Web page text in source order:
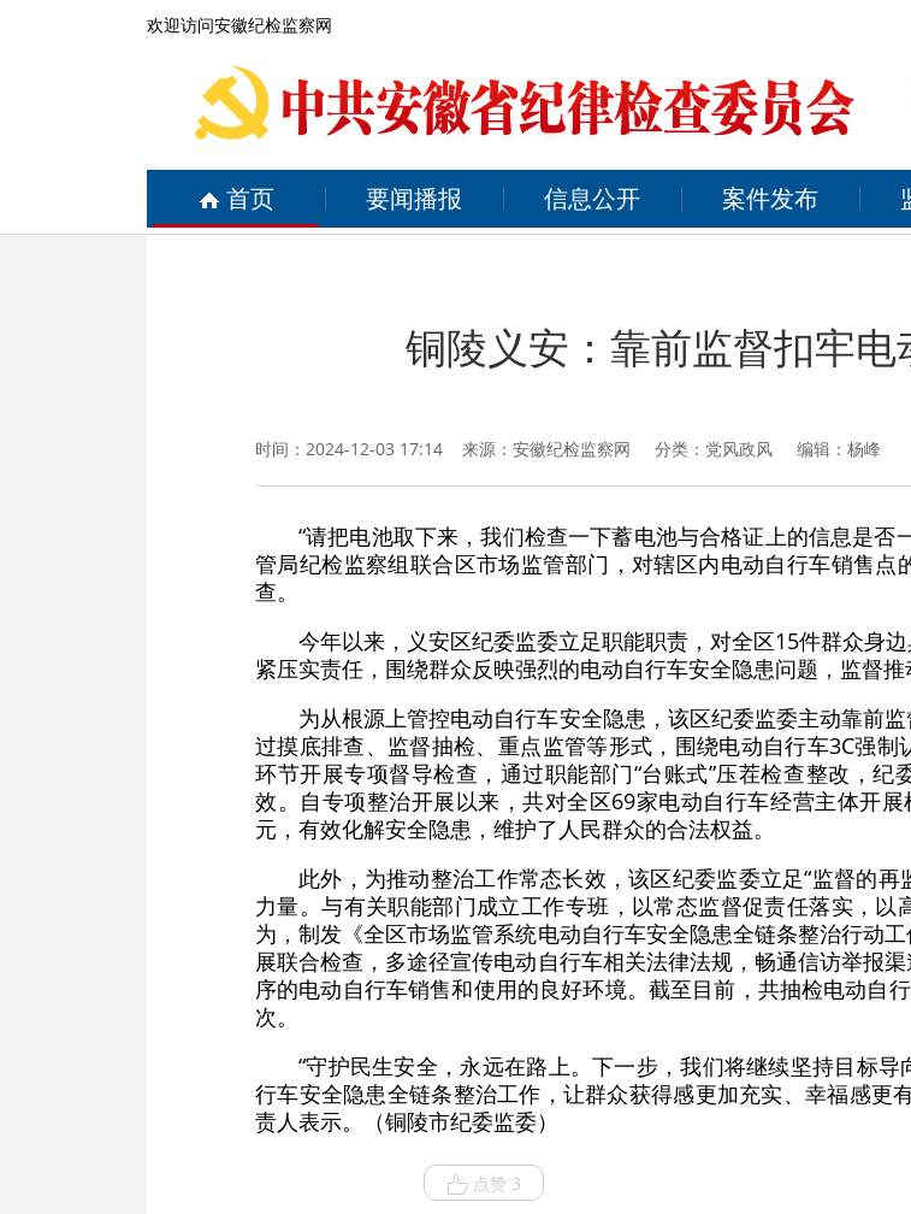
欢迎访问安徽纪检监察网
首页 要闻播报 信息公开 案件发布
铜陵义安：靠前监督扣牢电
时间：2024-12-03 17:14 来源： 安徽纪检监察网 分类：党风政风 编辑：杨峰
“请把电池取下来，我们检查一下蓄电池与合格证上的信息是否
管局纪检监察组联合区市场监管部门，对辖区内电动自行车销售
查。
今年以来，义安区纪委监委立足职能职责，对全区15件群众身
紧压实责任，围绕群众反映强烈的电动自行车安全隐患问题，监督
为从根源上管控电动自行车安全隐患，该区纪委监委主动靠前
过摸底排查、监督抽检、重点监管等形式，围绕电动自行车3C强
环节开展专项督导检查，通过职能部门“台账式”压茬检查整改，
效。自专项整治开展以来，共对全区69家电动自行车经营主体开
元，有效化解安全隐患，维护了人民群众的合法权益。
此外，为推动整治工作常态长效，该区纪委监委立足“监督的再
力量。与有关职能部门成立工作专班，以常态监督促责任落实，
为，制发《全区市场监管系统电动自行车安全隐患全链条整治行动
展联合检查，多途径宣传电动自行车相关法律法规，畅通信访举报
序的电动自行车销售和使用的良好环境。截至目前，共抽检电动自
次。
“守护民生安全，永远在路上。下一步，我们将继续坚持目标
行车安全隐患全链条整治工作，让群众获得感更加充实、幸福感更
责人表示。（铜陵市纪委监委）
点赞 3